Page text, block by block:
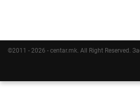
©2011 - 2026 - centar.mk. All Right Reserved.